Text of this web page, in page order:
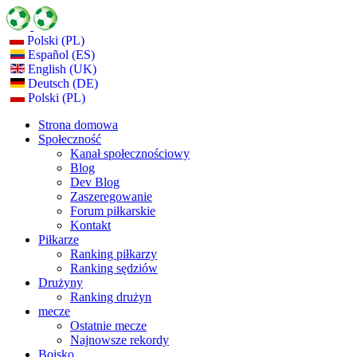
Polski (PL)
Español (ES)
English (UK)
Deutsch (DE)
Polski (PL)
Strona domowa
Społeczność
Kanał społecznościowy
Blog
Dev Blog
Zaszeregowanie
Forum piłkarskie
Kontakt
Piłkarze
Ranking piłkarzy
Ranking sędziów
Drużyny
Ranking drużyn
mecze
Ostatnie mecze
Najnowsze rekordy
Boisko